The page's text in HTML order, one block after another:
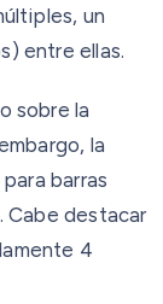
un
entre ellas.
sobre la
la
barras
destacar
4